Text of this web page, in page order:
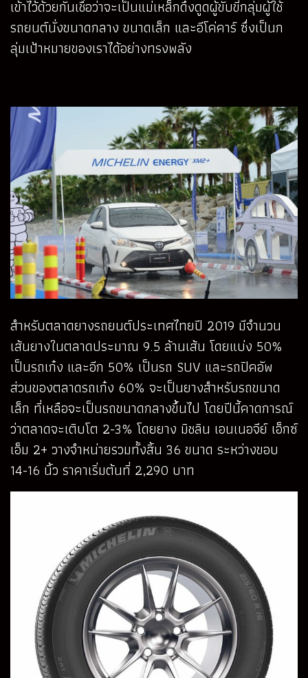
เข้าไว้ด้วยกันเชื่อว่าจะเป็นแม่เหล็กดึงดูดผู้ขับขี่กลุ่มผู้ใช้
รถยนต์นั่งขนาดกลาง ขนาดเล็ก และอีโค่คาร์ ซึ่งเป็นก
ลุ่มเป้าหมายของเราได้อย่างทรงพลัง
สำหรับตลาดยางรถยนต์ประเทศไทยปี 2019 มีจำนวน
เส้นยางในตลาดประมาณ 9.5 ล้านเส้น โดยแบ่ง 50%
เป็นรถเก๋ง และอีก 50% เป็นรถ SUV และรถปิคอัพ
ส่วนของตลาดรถเก๋ง 60% จะเป็นยางสำหรับรถขนาด
เล็ก ที่เหลือจะเป็นรถขนาดกลางขึ้นไป โดยปีนี้คาดการณ์
ว่าตลาดจะเติบโต 2-3% โดยยาง มิชลิน เอนเนอจีย์ เอ็กซ์
เอ็ม 2+ วางจำหน่ายรวมทั้งสิ้น 36 ขนาด ระหว่างขอบ
14-16 นิ้ว ราคาเริ่มต้นที่ 2,290 บาท